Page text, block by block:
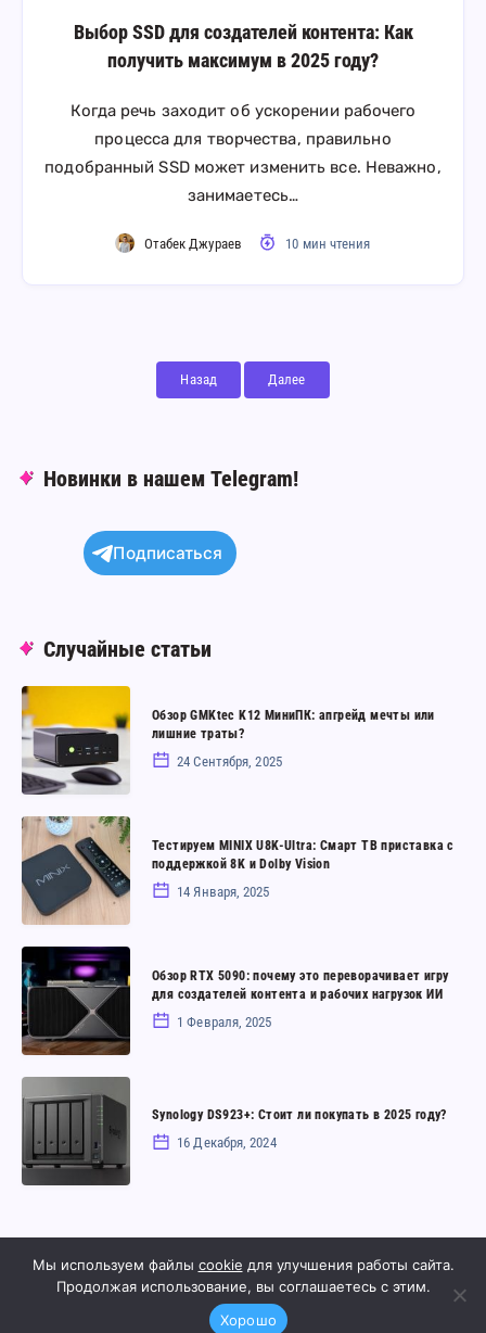
Выбор SSD для создателей контента: Как
получить максимум в 2025 году?
Когда речь заходит об ускорении рабочего
процесса для творчества, правильно
подобранный SSD может изменить все. Неважно,
занимаетесь…
Отабек Джураев 10 мин чтения
Назад Далее
Новинки в нашем Telegram!
Подписаться
Случайные статьи
Обзор
GMKtec
K12
МиниПК:
мечты
или
лишние
траты?
Обзор GMKtec K12 МиниПК: апгрейд мечты или
лишние траты?
24 Сентября, 2025
Тестируем
MINIX
U8K-
Ultra:
ТВ
приставка
с
поддержкой
8K
Dolby
Vision
Тестируем MINIX U8K-Ultra: Смарт ТВ приставка с
поддержкой 8K и Dolby Vision
14 Января, 2025
Обзор
RTX
5090:
почему
переворачивает
для
создателей
и
рабочих
нагрузок
Обзор RTX 5090: почему это переворачивает игру
для создателей контента и рабочих нагрузок ИИ
1 Февраля, 2025
Стоит
ли
2025
году?
Synology DS923+: Стоит ли покупать в 2025 году?
16 Декабря, 2024
hostbor.com | hostbor.uz | Калькулятор
токенов LLM | Контакты
© 2025 /hostbor. Все права защищены.
Мы используем файлы cookie для улучшения работы сайта.
Продолжая использование, вы соглашаетесь с этим.
Хорошо